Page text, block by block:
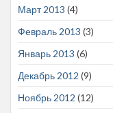
Март 2013 (4)
Февраль 2013 (3)
Январь 2013 (6)
Декабрь 2012 (9)
Ноябрь 2012 (12)